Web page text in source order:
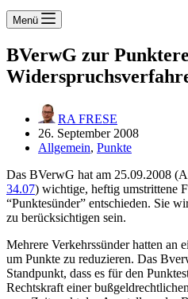
Menü
BVerwG zur
RA FRESE
26. September 2008
Allgemein, Punkte
Das BVerwG hat am 25.09.2008
34.07) wichtige, heftig umstrittene
“Punktesünder” entschieden. Sie
zu berücksichtigen sein.
Mehrere Verkehrssünder hatten an
um Punkte zu reduzieren. Das
Standpunkt, dass es für den
Rechtskraft einer